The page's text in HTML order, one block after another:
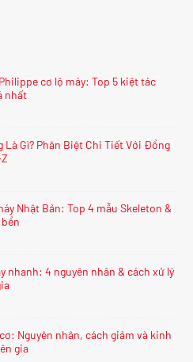
cơ lộ máy: Top 5 kiệt tác
nhất
Là Gì? Phân Biệt Chi Tiết Với Đồng
Nhật Bản: Top 4 mẫu Skeleton &
nhanh: 4 nguyên nhân & cách xử lý
Nguyên nhân, cách giảm và kinh
gia